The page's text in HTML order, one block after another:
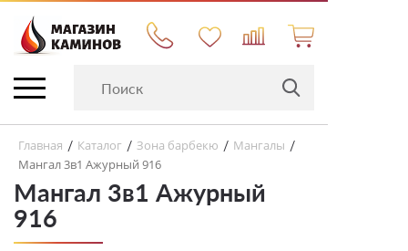
Главная / Каталог / Зона барбекю / Мангалы /
Мангал 3в1 Ажурный 916
Мангал 3в1 Ажурный
916